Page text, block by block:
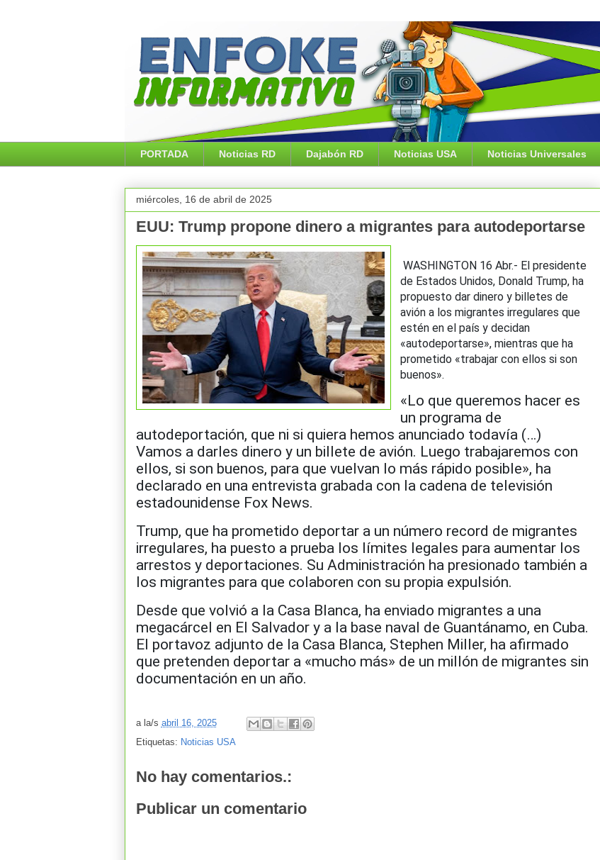
PORTADA Noticias RD Dajabón RD Noticias USA Noticias Universales
miércoles, 16 de abril de 2025
EUU: Trump propone dinero a migrantes para autodeportarse
WASHINGTON 16 Abr.- El presidente
de Estados Unidos, Donald Trump, ha
propuesto dar dinero y billetes de
avión a los migrantes irregulares que
estén en el país y decidan
«autodeportarse», mientras que ha
prometido «trabajar con ellos si son
buenos».
«Lo que queremos hacer es
un programa de
autodeportación, que ni si quiera hemos anunciado todavía (…)
Vamos a darles dinero y un billete de avión. Luego trabajaremos con
ellos, si son buenos, para que vuelvan lo más rápido posible», ha
declarado en una entrevista grabada con la cadena de televisión
estadounidense Fox News.
Trump, que ha prometido deportar a un número record de migrantes
irregulares, ha puesto a prueba los límites legales para aumentar los
arrestos y deportaciones. Su Administración ha presionado también a
los migrantes para que colaboren con su propia expulsión.
Desde que volvió a la Casa Blanca, ha enviado migrantes a una
megacárcel en El Salvador y a la base naval de Guantánamo, en Cuba.
El portavoz adjunto de la Casa Blanca, Stephen Miller, ha afirmado
que pretenden deportar a «mucho más» de un millón de migrantes sin
documentación en un año.
a la/s abril 16, 2025
Etiquetas: Noticias USA
No hay comentarios.:
Publicar un comentario